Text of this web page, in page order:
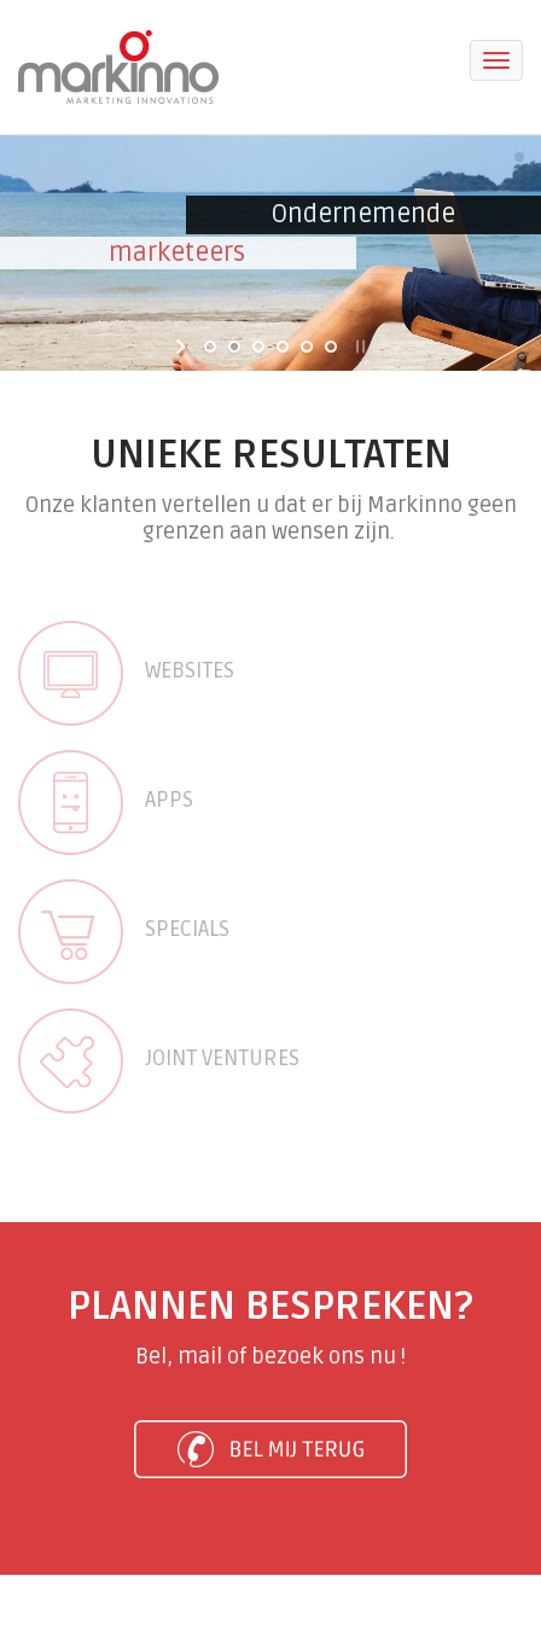
Ondernemende
marketeers
UNIEKE RESULTATEN
Onze klanten vertellen u dat er bij Markinno geen
grenzen aan wensen zijn.
WEBSITES
APPS
SPECIALS
JOINT VENTURES
PLANNEN BESPREKEN?
Bel, mail of bezoek ons nu !